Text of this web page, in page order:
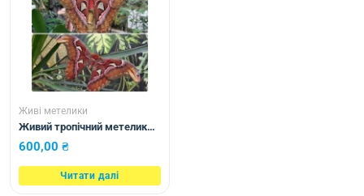
Живі метелики
Живий тропічний метелик
Attacus atlas
600,00 ₴
Читати далі